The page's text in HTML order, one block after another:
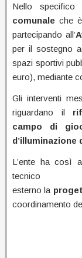
Nello
comunale che
partecipando all’
per il sostegno
spazi sportivi
euro), mediante
Gli interventi
riguardano il
campo di
d’illuminazione
L’ente ha così
tecnico
esterno la
coordinamento